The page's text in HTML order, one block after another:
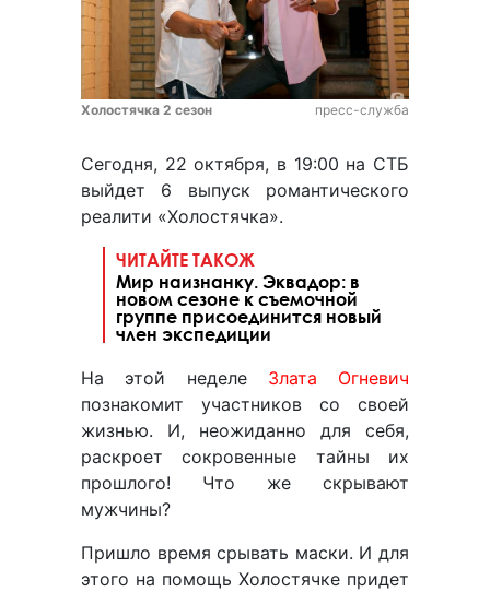
Холостячка 2 сезон пресс-служба
Сегодня, 22 октября, в 19:00 на СТБ
выйдет 6 выпуск романтического
реалити «Холостячка».
ЧИТАЙТЕ ТАКОЖ
Мир наизнанку. Эквадор: в
новом сезоне к съемочной
группе присоединится новый
член экспедиции
На этой неделе Злата Огневич
познакомит участников со своей
жизнью. И, неожиданно для себя,
раскроет сокровенные тайны их
прошлого! Что же скрывают
мужчины?
Пришло время срывать маски. И для
этого на помощь Холостячке придет